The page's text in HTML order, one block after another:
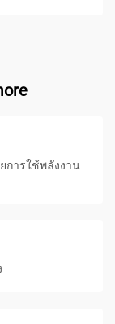
การใช้พลังงาน